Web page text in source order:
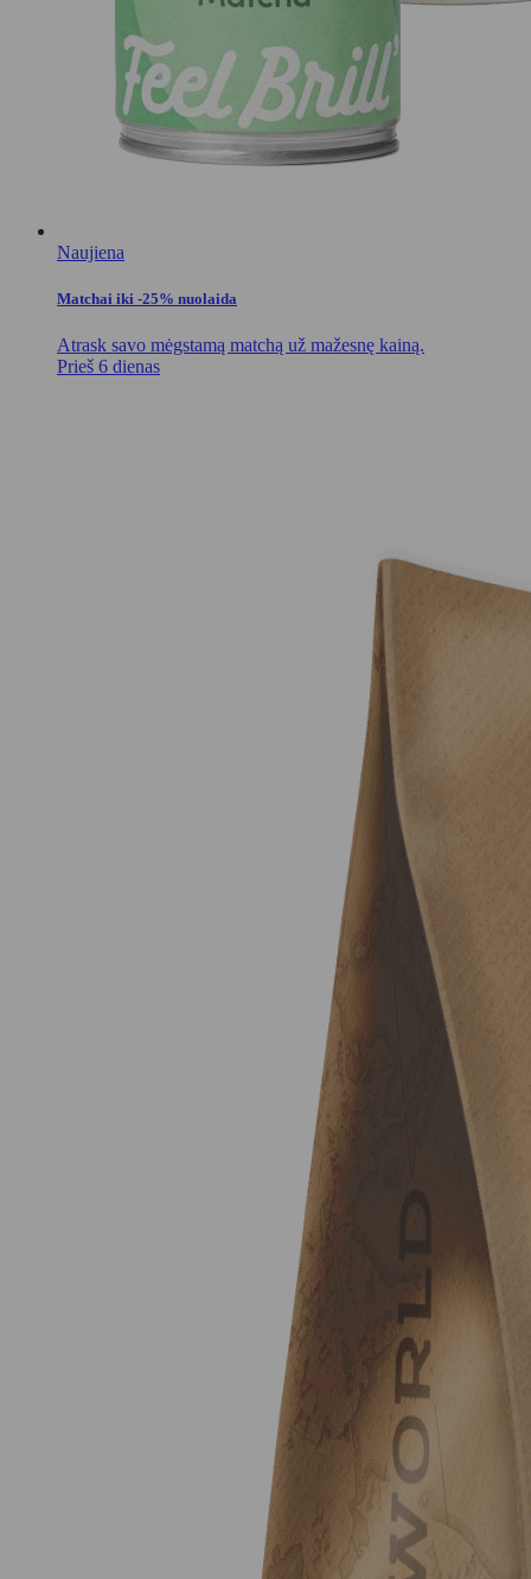
Naujiena
Matchai iki -25% nuolaida
Atrask savo mėgstamą matchą už mažesnę kainą.
Prieš 6 dienas